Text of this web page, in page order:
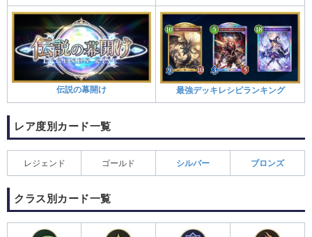
伝説の幕開け 最強デッキレシピランキング
レア度別カード一覧
レジェンド ゴールド シルバー ブロンズ
クラス別カード一覧